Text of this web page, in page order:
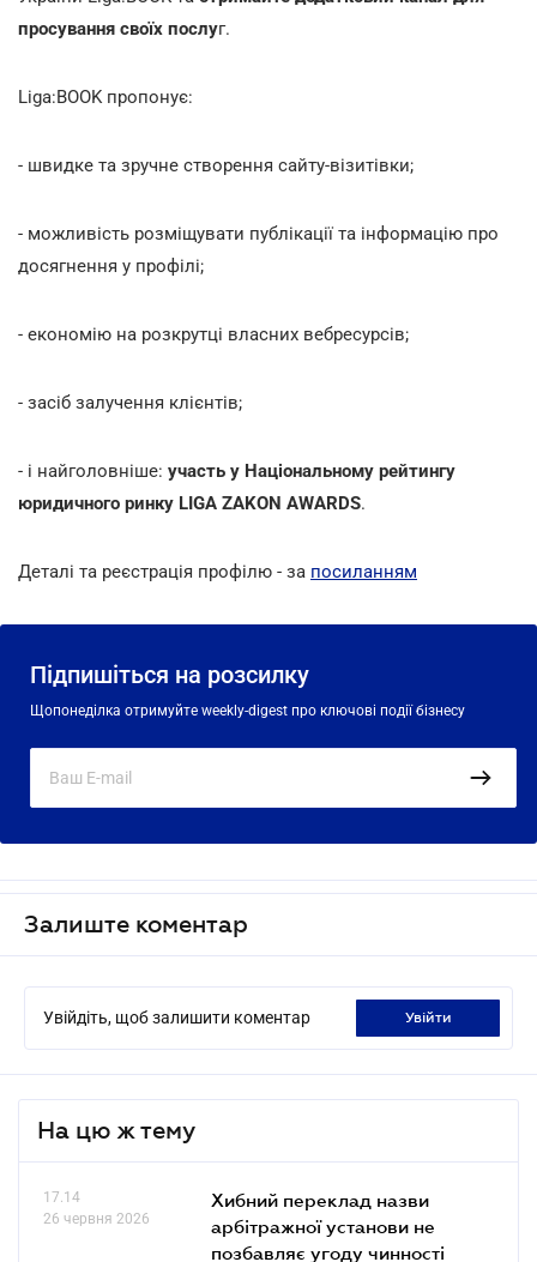
просування своїх послуг.
Liga:BOOK пропонує:
- швидке та зручне створення сайту-візитівки;
- можливість розміщувати публікації та інформацію про
досягнення у профілі;
- економію на розкрутці власних вебресурсів;
- засіб залучення клієнтів;
- і найголовніше: участь у Національному рейтингу
юридичного ринку LIGA ZAKON AWARDS.
Деталі та реєстрація профілю - за посиланням
Підпишіться на розсилку
Щопонеділка отримуйте weekly-digest про ключові події бізнесу
Залиште коментар
Увійдіть, щоб залишити коментар увійти
На цю ж тему
17.14
26 червня 2026
Хибний переклад назви
арбітражної установи не
позбавляє угоду чинності